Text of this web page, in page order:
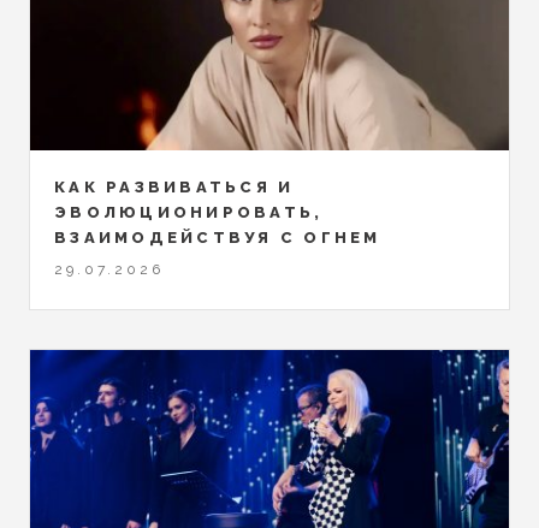
КАК РАЗВИВАТЬСЯ И
ЭВОЛЮЦИОНИРОВАТЬ,
ВЗАИМОДЕЙСТВУЯ С ОГНЕМ
29.07.2026